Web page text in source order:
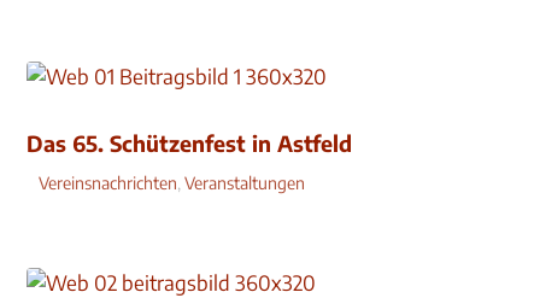
Das 65. Schützenfest in Astfeld
Vereinsnachrichten,Veranstaltungen